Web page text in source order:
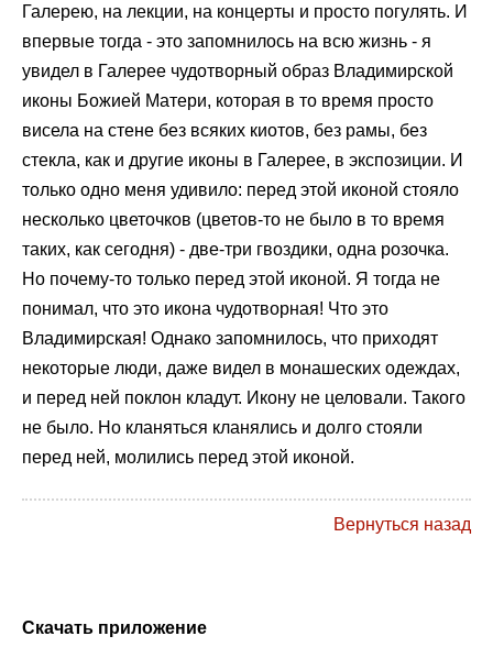
Галерею, на лекции, на концерты и просто погулять. И
впервые тогда - это запомнилось на всю жизнь - я
увидел в Галерее чудотворный образ Владимирской
иконы Божией Матери, которая в то время просто
висела на стене без всяких киотов, без рамы, без
стекла, как и другие иконы в Галерее, в экспозиции. И
только одно меня удивило: перед этой иконой стояло
несколько цветочков (цветов-то не было в то время
таких, как сегодня) - две-три гвоздики, одна розочка.
Но почему-то только перед этой иконой. Я тогда не
понимал, что это икона чудотворная! Что это
Владимирская! Однако запомнилось, что приходят
некоторые люди, даже видел в монашеских одеждах,
и перед ней поклон кладут. Икону не целовали. Такого
не было. Но кланяться кланялись и долго стояли
перед ней, молились перед этой иконой.
Вернуться назад
Скачать приложение